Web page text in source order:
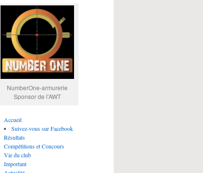
NumberOne-armurerie
Sponsor de l'AWT
Accueil
Suivez-vous sur Facebook
Résultats
Compétitions et Concours
Vie du club
Important